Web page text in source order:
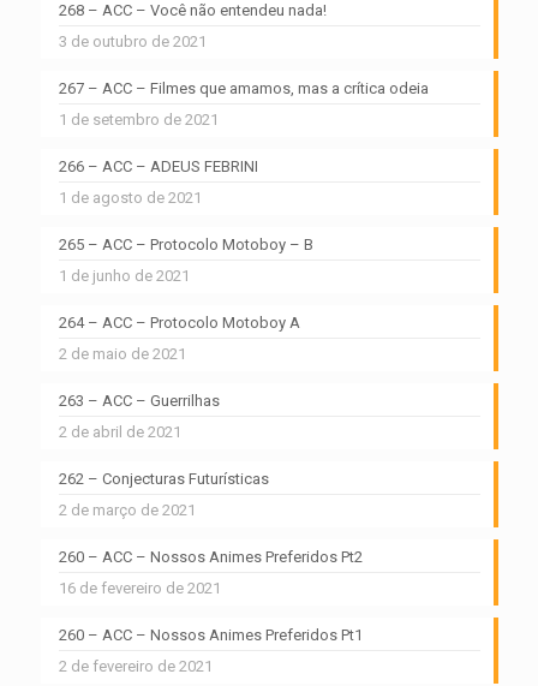
268 – ACC – Você não entendeu nada!
3 de outubro de 2021
267 – ACC – Filmes que amamos, mas a crítica odeia
1 de setembro de 2021
266 – ACC – ADEUS FEBRINI
1 de agosto de 2021
265 – ACC – Protocolo Motoboy – B
1 de junho de 2021
264 – ACC – Protocolo Motoboy A
2 de maio de 2021
263 – ACC – Guerrilhas
2 de abril de 2021
262 – Conjecturas Futurísticas
2 de março de 2021
260 – ACC – Nossos Animes Preferidos Pt2
16 de fevereiro de 2021
260 – ACC – Nossos Animes Preferidos Pt1
2 de fevereiro de 2021